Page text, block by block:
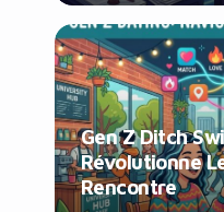
Gen Z Ditch
Révolutionne
Rencontre